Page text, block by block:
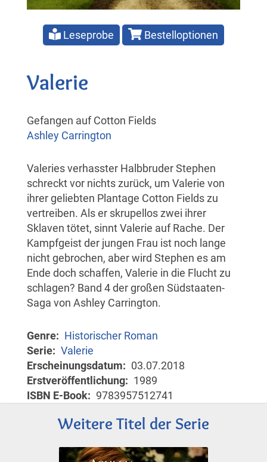
Leseprobe Bestelloptionen
Valerie
Gefangen auf Cotton Fields
Ashley Carrington
Valeries verhasster Halbbruder Stephen
schreckt vor nichts zurück, um Valerie von
ihrer geliebten Plantage Cotton Fields zu
vertreiben. Als er skrupellos zwei ihrer
Sklaven tötet, sinnt Valerie auf Rache. Der
Kampfgeist der jungen Frau ist noch lange
nicht gebrochen, aber wird Stephen es am
Ende doch schaffen, Valerie in die Flucht zu
schlagen? Band 4 der großen Südstaaten-
Saga von Ashley Carrington.
Genre
Historischer Roman
Serie
Valerie
Erscheinungsdatum
03.07.2018
Erstveröffentlichung
1989
ISBN E-Book
9783957512741
Weitere Titel der Serie